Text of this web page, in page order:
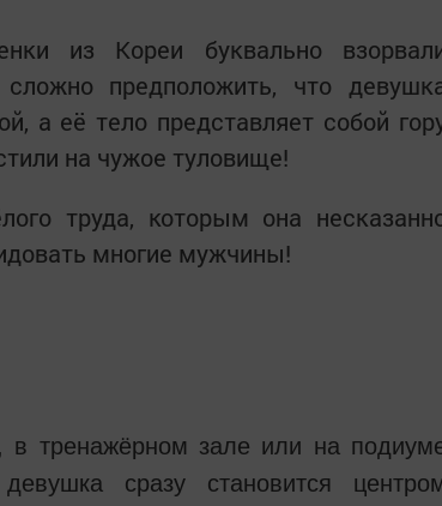
из Кореи буквально
предположить, что
а её тело представляет собой
на чужое туловище!
труда, которым она
многие мужчины!
тренажёрном зале или на
сразу становится